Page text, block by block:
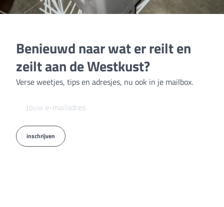
Benieuwd naar wat er reilt en
zeilt aan de Westkust?
Verse weetjes, tips en adresjes, nu ook in je mailbox.
inschrijven